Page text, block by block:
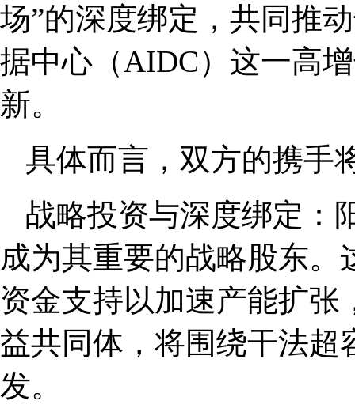
场”的深度绑定，共同推
据中心（AIDC）这一高
新。
具体而言，双方的携手
战略投资与深度绑定：
成为其重要的战略股东
资金支持以加速产能扩
益共同体，将围绕干法超
发。